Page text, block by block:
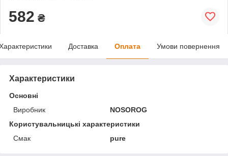
582 ₴
Доставка Оплата Умови повернення
Характеристики
Основні
Виробник
NOSOROG
Користувальницькі характеристики
Смак
pure